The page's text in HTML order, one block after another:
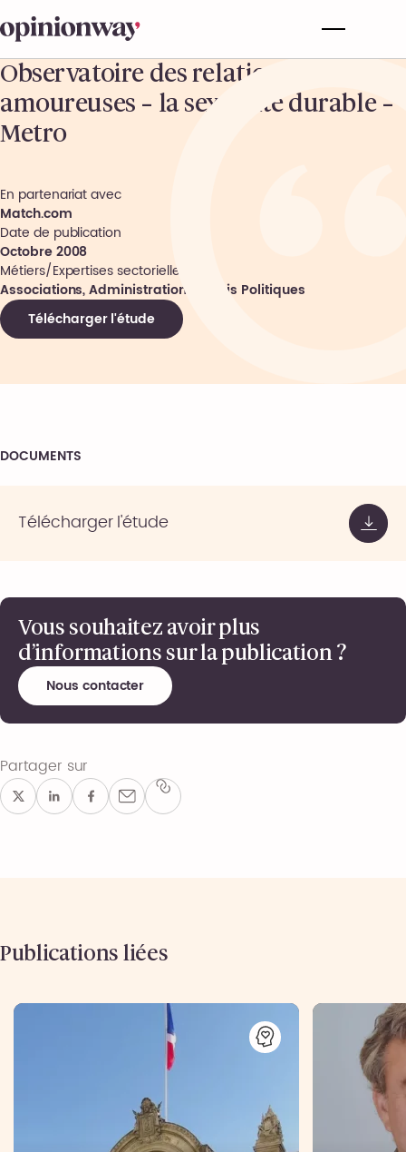
Observatoire des relations
amoureuses – la sexualité durable –
Metro
En partenariat avec
Match.com
Date de publication
Octobre 2008
Métiers/Expertises sectorielles
Associations, Administrations, Partis Politiques
Télécharger l'étude
DOCUMENTS
Télécharger l'étude
Vous souhaitez avoir plus
d’informations sur la publication ?
Nous contacter
Partager sur
Publications liées